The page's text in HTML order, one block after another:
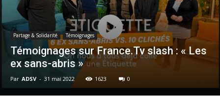
sans-
voix
Partage & Solidarité Témoignages
Témoignages sur France.Tv slash : « Les
ex sans-abris »
Par ADSV - 31 mai 2022 1623 0